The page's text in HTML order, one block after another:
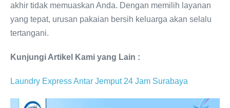
akhir tidak memuaskan Anda. Dengan memilih layanan
yang tepat, urusan pakaian bersih keluarga akan selalu
tertangani.
Kunjungi Artikel Kami yang Lain :
Laundry Express Antar Jemput 24 Jam Surabaya